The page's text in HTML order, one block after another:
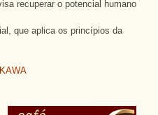
recuperar o potencial humano
que aplica os princípios da